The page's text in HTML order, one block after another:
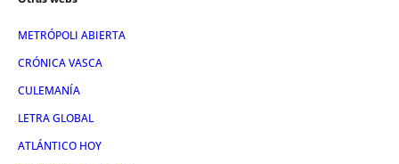
METRÓPOLI ABIERTA
CRÓNICA VASCA
CULEMANÍA
LETRA GLOBAL
ATLÁNTICO HOY